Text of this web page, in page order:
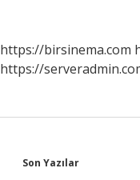
https://birsinema.com
https://
Son Yazılar